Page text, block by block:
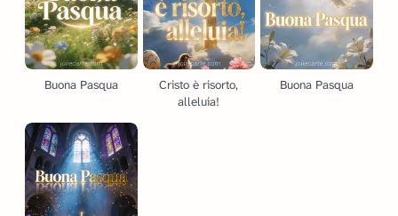
Buona Pasqua
Cristo è risorto,
alleluia!
Buona Pasqua